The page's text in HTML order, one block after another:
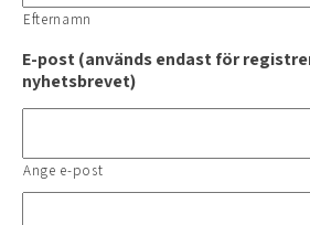
Efternamn
E-post (används endast för
nyhetsbrevet)
Ange e-post